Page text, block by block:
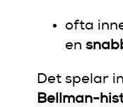
ofta
en
Det spelar
Bellman-